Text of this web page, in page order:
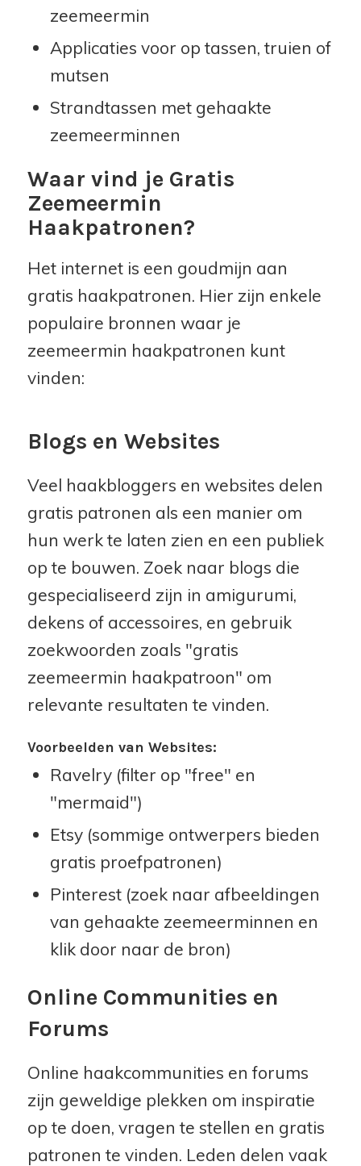
zeemeermin
Applicaties voor op tassen, truien of
mutsen
Strandtassen met gehaakte
zeemeerminnen
Waar vind je Gratis
Zeemeermin
Haakpatronen?
Het internet is een goudmijn aan
gratis haakpatronen. Hier zijn enkele
populaire bronnen waar je
zeemeermin haakpatronen kunt
vinden:
Blogs en Websites
Veel haakbloggers en websites delen
gratis patronen als een manier om
hun werk te laten zien en een publiek
op te bouwen. Zoek naar blogs die
gespecialiseerd zijn in amigurumi,
dekens of accessoires, en gebruik
zoekwoorden zoals "gratis
zeemeermin haakpatroon" om
relevante resultaten te vinden.
Voorbeelden van Websites:
Ravelry (filter op "free" en
"mermaid")
Etsy (sommige ontwerpers bieden
gratis proefpatronen)
Pinterest (zoek naar afbeeldingen
van gehaakte zeemeerminnen en
klik door naar de bron)
Online Communities en
Forums
Online haakcommunities en forums
zijn geweldige plekken om inspiratie
op te doen, vragen te stellen en gratis
patronen te vinden. Leden delen vaak